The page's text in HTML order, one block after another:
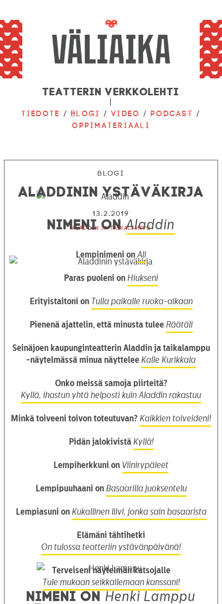
Teatterin verkkolehti
|
Tiedote /Blogi /Video /Podcast /
Oppimateriaali
Blogi
Aladdinin ystäväkirja
13.2.2019
Aladdin ja taikalamppu
Nimeni onAladdin
Lempinimeni on Ali
Paras puoleni on Hiukseni
Erityistaitoni on Tulla paikalle ruoka-aikaan
Pienenä ajattelin, että minusta tulee Räätäli
Seinäjoen kaupunginteatterin Aladdin ja taikalamppu
-näytelmässä minua näyttelee Kalle Kurikkala
Onko meissä samoja piirteitä?
Kyllä, ihastun yhtä helposti kuin Aladdin rakastuu
Minkä toiveeni toivon toteutuvan? Kaikkien toiveideni!
Pidän jalokivistä Kyllä!
Lempiherkkuni on Viinirypäleet
Lempipuuhaani on Basaarilla juoksentelu
Lempiasuni on Kukallinen liivi, jonka sain basaarista
Elämäni tähtihetki
On tulossa teatteriin ystävänpäivänä!
Terveiseni näytelmän katsojalle
Tule mukaan seikkailemaan kanssani!
Nimeni onHenki Lamppu